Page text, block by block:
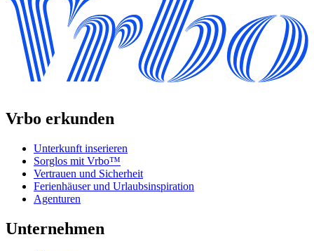
Vrbo erkunden
Unterkunft inserieren
Sorglos mit Vrbo™
Vertrauen und Sicherheit
Ferienhäuser und Urlaubsinspiration
Agenturen
Unternehmen